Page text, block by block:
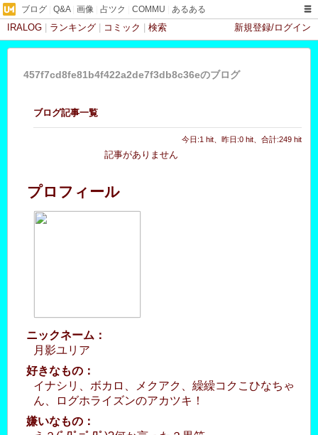
ブログ Q&A| 画像 占ツク COMMU あるある
IRALOG ランキング コミック 検索 新規登録/ログイン
457f7cd8fe81b4f422a2de7f3db8c36eのブログ
ブログ記事一覧
今日:1 hit、昨日:0 hit、合計:249 hit
記事がありません
プロフィール
ニックネーム：
月影ユリア
好きなもの：
イナシリ、ボカロ、メクアク、繰繰コクこひなちゃ
ん、ログホライズンのアカツキ！
嫌いなもの：